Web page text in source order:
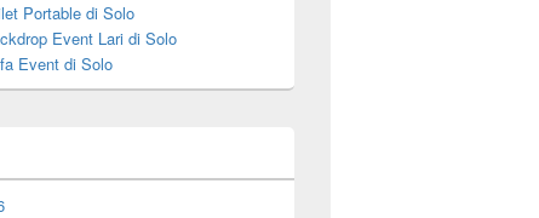
Portable di Solo
Event Lari di Solo
Event di Solo